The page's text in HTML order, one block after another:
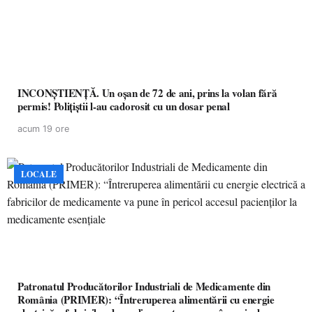
INCONȘTIENȚĂ. Un oșan de 72 de ani, prins la volan fără
permis! Polițiștii l-au cadorosit cu un dosar penal
acum 19 ore
LOCALE
Patronatul Producătorilor Industriali de Medicamente din
România (PRIMER): “Întreruperea alimentării cu energie